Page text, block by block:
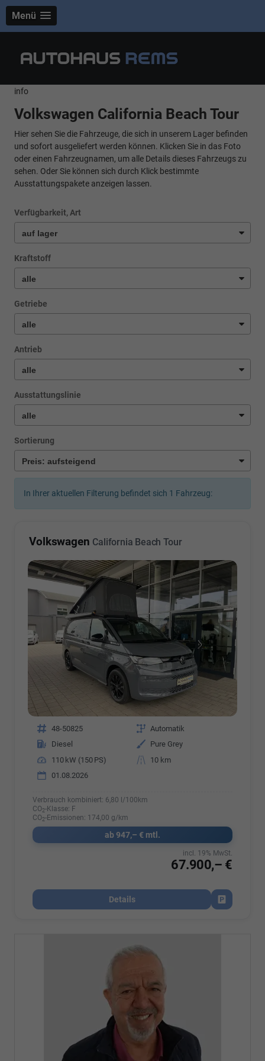
Menü
info
Volkswagen California Beach Tour
Hier sehen Sie die Fahrzeuge, die sich in unserem Lager befinden
und sofort ausgeliefert werden können. Klicken Sie in das Foto
oder einen Fahrzeugnamen, um alle Details dieses Fahrzeugs zu
sehen. Oder Sie können sich durch Klick bestimmte
Ausstattungspakete anzeigen lassen.
Verfügbarkeit, Art
Kraftstoff
Getriebe
Antrieb
Ausstattungslinie
Sortierung
In Ihrer aktuellen Filterung befindet sich 1 Fahrzeug:
Volkswagen California Beach Tour
Fahrzeugnr. 48-50825 Getriebe Automatik
Kraftstoff
Diesel Außenfarbe
Pure Grey
Leistung
110 kW (150 PS) Kilometerstand
10 km
01.08.2026
Verbrauch kombiniert: 6,80 l/100km
CO2-Klasse: F
CO2-Emissionen: 174,00 g/km
ab 947,– € mtl.
67.900,– €
incl. 19% MwSt.
Details
Fahrzeug